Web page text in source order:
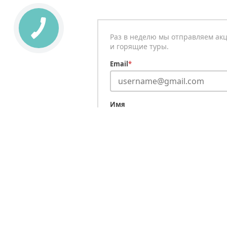
Раз в неделю мы отправляем
и горящие туры.
Email*
Имя